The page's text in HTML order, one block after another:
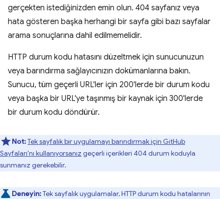
gerçekten istediğinizden emin olun. 404 sayfanız veya
hata gösteren başka herhangi bir sayfa gibi bazı sayfalar
arama sonuçlarına dahil edilmemelidir.
HTTP durum kodu hatasını düzeltmek için sunucunuzun
veya barındırma sağlayıcınızın dokümanlarına bakın.
Sunucu, tüm geçerli URL'ler için 200'lerde bir durum kodu
veya başka bir URL'ye taşınmış bir kaynak için 300'lerde
bir durum kodu döndürür.
Not:Tek sayfalık bir uygulamayı barındırmak için GitHub
Sayfaları'nı kullanıyorsanız geçerli içerikleri 404 durum koduyla
sunmanız gerekebilir.
Deneyin:Tek sayfalık uygulamalar, HTTP durum kodu hatalarının